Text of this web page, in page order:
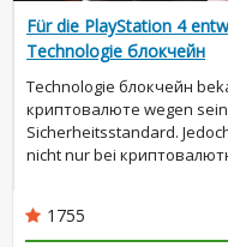
Für die PlayStation 4
Technologie блокчейн
Technologie блокчейн
криптовалюте wegen
Sicherheitsstandard.
nicht nur bei
1755